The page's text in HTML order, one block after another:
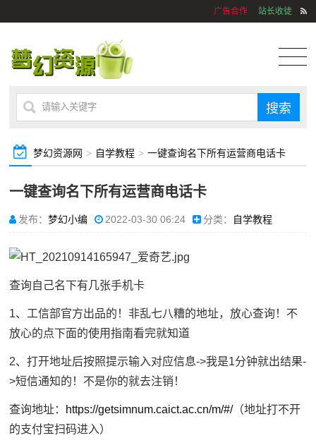
广告合作 站长收徒
梦幻资源网 > 自学教程 > 一键查询名下所有运营商电话卡
一键查询名下所有运营商电话卡
发布：梦幻小编 2022-03-30 06:24 分类： 自学教程
查询自己名下有几张手机卡
1、工信部官方出品的！非乱七八糟的地址，放心查询！不
放心的点下面的使用指南看完就知道
2、打开地址后按照提示输入对应信息->我是1分钟就出结果-
>短信通知的！不是你的就去注销！
查询地址： https://getsimnum.caict.ac.cn/m/#/（地址打不开
的支付宝扫码进入）